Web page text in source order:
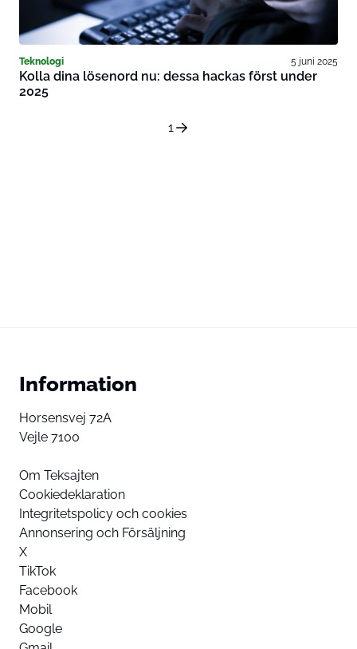
Teknologi 5 juni 2025
Kolla dina lösenord nu: dessa hackas först under
2025
1
Information
Horsensvej 72A
Vejle 7100
Om Teksajten
Cookiedeklaration
Integritetspolicy och cookies
Annonsering och Försäljning
X
TikTok
Facebook
Mobil
Google